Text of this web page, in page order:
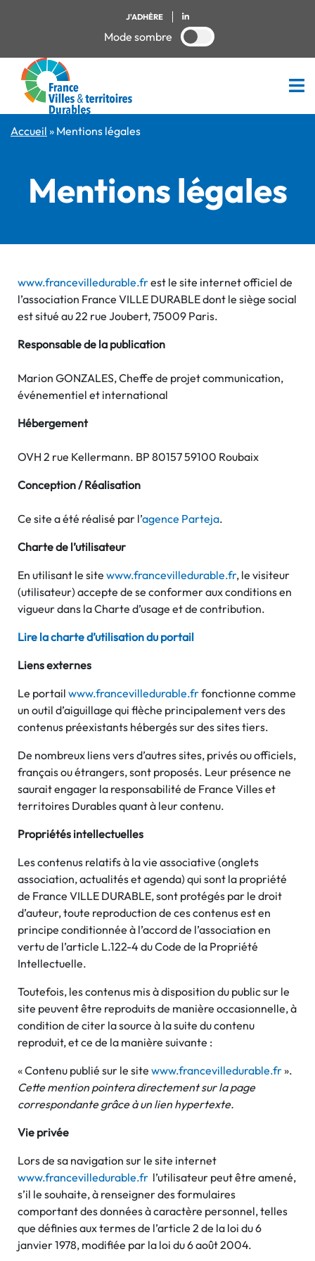
J'ADHÈRE
Mode sombre
Accueil » Mentions légales
Mentions légales
www.francevilledurable.frest le site internet officiel de
l’association France VILLE DURABLE dont le siège social
est situé au 22 rue Joubert, 75009 Paris.
Responsable de la publication
Marion GONZALES, Cheffe de projet communication,
événementiel et international
Hébergement
OVH 2 rue Kellermann. BP 80157 59100 Roubaix
Conception / Réalisation
Ce site a été réalisé par l’agence Parteja.
Charte de l’utilisateur
En utilisant le site www.francevilledurable.fr, le visiteur
(utilisateur) accepte de se conformer aux conditions en
vigueur dans la Charte d’usage et de contribution.
Lire la charte d’utilisation du portail
Liens externes
Le portail www.francevilledurable.frfonctionne comme
un outil d’aiguillage qui flèche principalement vers des
contenus préexistants hébergés sur des sites tiers.
De nombreux liens vers d’autres sites, privés ou officiels,
français ou étrangers, sont proposés. Leur présence ne
saurait engager la responsabilité de France Villes et
territoires Durables quant à leur contenu.
Propriétés intellectuelles
Les contenus relatifs à la vie associative (onglets
association, actualités et agenda) qui sont la propriété
de France VILLE DURABLE, sont protégés par le droit
d’auteur, toute reproduction de ces contenus est en
principe conditionnée à l’accord de l’association en
vertu de l’article L.122-4 du Code de la Propriété
Intellectuelle.
Toutefois, les contenus mis à disposition du public sur le
site peuvent être reproduits de manière occasionnelle, à
condition de citer la source à la suite du contenu
reproduit, et ce de la manière suivante :
« Contenu publié sur le site www.francevilledurable.fr».
Cette mention pointera directement sur la page
correspondante grâce à un lien hypertexte.
Vie privée
Lors de sa navigation sur le site internet
www.francevilledurable.fr l’utilisateur peut être amené,
s’il le souhaite, à renseigner des formulaires
comportant des données à caractère personnel, telles
que définies aux termes de l’article 2 de la loi du 6
janvier 1978, modifiée par la loi du 6 août 2004.